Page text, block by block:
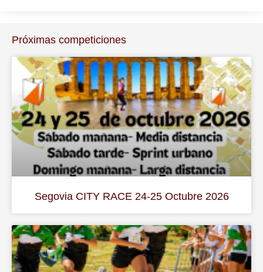
Próximas competiciones
Segovia CITY RACE 24-25 Octubre 2026